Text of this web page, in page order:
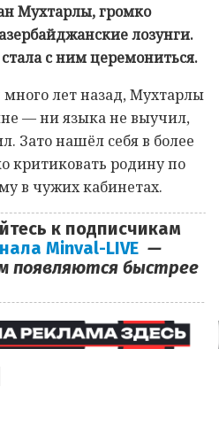
Мухтарлы, громко
лозунги.
с ним церемониться.
лет назад, Мухтарлы
— ни языка не выучил,
Зато нашёл себя в более
критиковать родину по
в чужих кабинетах.
к подписчикам
Minval-LIVE —
появляются быстрее